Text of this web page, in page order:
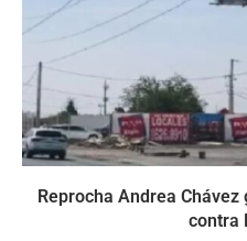
Reprocha Andrea
contra